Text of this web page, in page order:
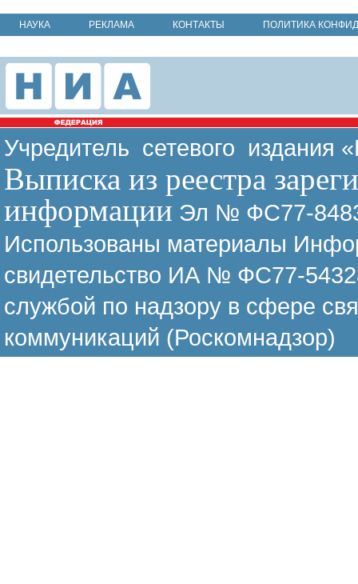
НАУКА РЕКЛАМА КОНТАКТЫ ПОЛИТИКА
Учредитель сетевого издания
Выписка из реестра
информации Эл № ФС77-
Использованы материалы
свидетельство ИА № ФС77-
службой по надзору в сфере
коммуникаций (Роскомнадзор)